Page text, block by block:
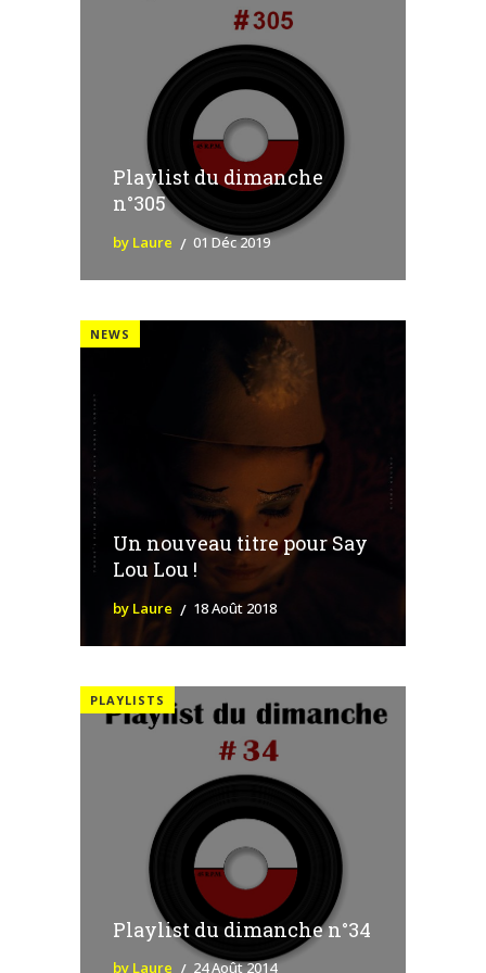
Playlist du dimanche
n°305
by Laure 01 Déc 2019
NEWS
Un nouveau titre pour Say
Lou Lou !
by Laure 18 Août 2018
PLAYLISTS
Playlist du dimanche n°34
by Laure 24 Août 2014